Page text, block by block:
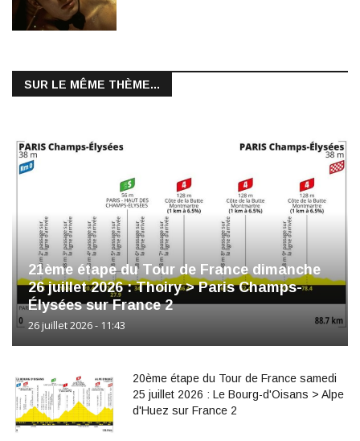
SUR LE MÊME THÈME...
21ème étape du Tour de France dimanche
26 juillet 2026 : Thoiry > Paris Champs-
Élysées sur France 2
26 juillet 2026 - 11:43
20ème étape du Tour de France samedi
25 juillet 2026 : Le Bourg-d'Oisans > Alpe
d'Huez sur France 2